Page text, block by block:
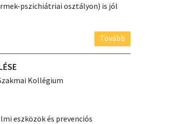
pszichiátriai osztályon) is jól
Tovább
Kollégium
eszközök és prevenciós